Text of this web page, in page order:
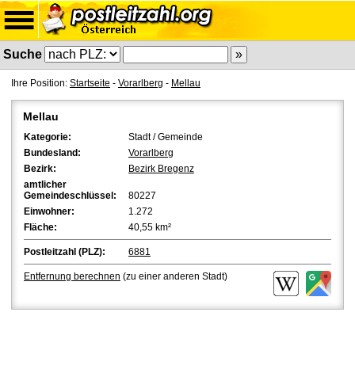
Suche
Ihre Position: Startseite - Vorarlberg - Mellau
Mellau
Kategorie:
Stadt / Gemeinde
Bundesland:
Vorarlberg
Bezirk:
Bezirk Bregenz
amtlicher
Gemeindeschlüssel:
80227
Einwohner:
1.272
Fläche:
40,55 km²
Postleitzahl (PLZ): 6881
Entfernung berechnen (zu einer anderen Stadt)